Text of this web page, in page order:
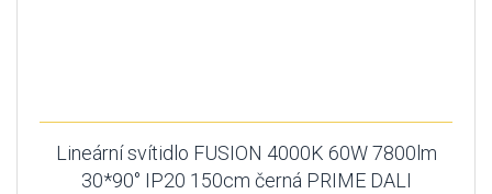
Lineární svítidlo FUSION 4000K 60W 7800lm
30*90° IP20 150cm černá PRIME DALI